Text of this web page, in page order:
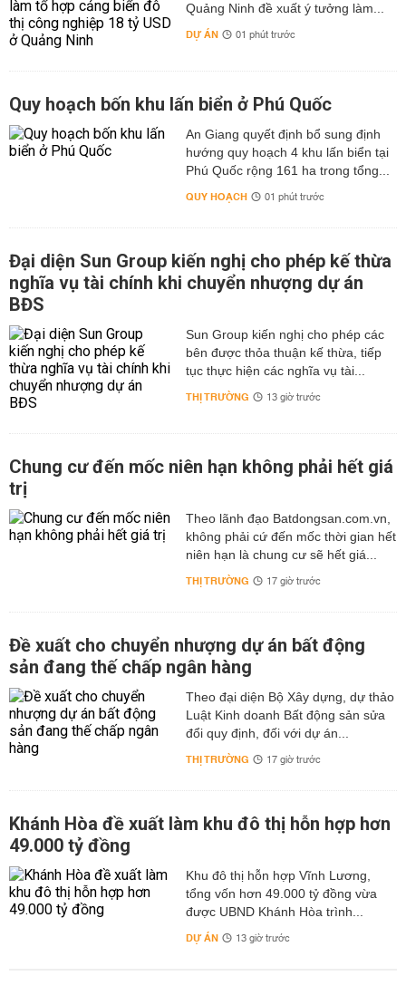
Quảng Ninh đề xuất ý tưởng làm...
DỰ ÁN 01 phút trước
Quy hoạch bốn khu lấn biển ở Phú Quốc
An Giang quyết định bổ sung định
hướng quy hoạch 4 khu lấn biển tại
Phú Quốc rộng 161 ha trong tổng...
QUY HOẠCH 01 phút trước
Đại diện Sun Group kiến nghị cho phép kế thừa
nghĩa vụ tài chính khi chuyển nhượng dự án
BĐS
Sun Group kiến nghị cho phép các
bên được thỏa thuận kế thừa, tiếp
tục thực hiện các nghĩa vụ tài...
THỊ TRƯỜNG 13 giờ trước
Chung cư đến mốc niên hạn không phải hết giá
trị
Theo lãnh đạo Batdongsan.com.vn,
không phải cứ đến mốc thời gian hết
niên hạn là chung cư sẽ hết giá...
THỊ TRƯỜNG 17 giờ trước
Đề xuất cho chuyển nhượng dự án bất động
sản đang thế chấp ngân hàng
Theo đại diện Bộ Xây dựng, dự thảo
Luật Kinh doanh Bất động sản sửa
đổi quy định, đối với dự án...
THỊ TRƯỜNG 17 giờ trước
Khánh Hòa đề xuất làm khu đô thị hỗn hợp hơn
49.000 tỷ đồng
Khu đô thị hỗn hợp Vĩnh Lương,
tổng vốn hơn 49.000 tỷ đồng vừa
được UBND Khánh Hòa trình...
DỰ ÁN 13 giờ trước